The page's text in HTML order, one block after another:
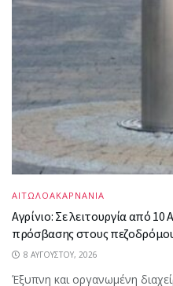
ΑΙΤΩΛΟΑΚΑΡΝΑΝΙΑ
Αγρίνιο: Σε λειτουργία από
πρόσβασης στους
8 ΑΥΓΟΎΣΤΟΥ, 2026
Έξυπνη και οργανωμένη